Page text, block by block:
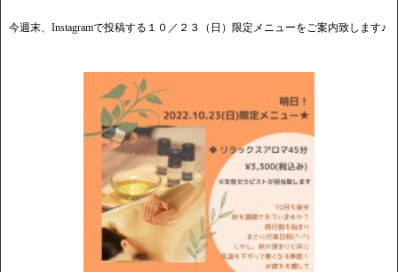
今週末、Instagramで投稿する１０／２３（日）限定メニューをご案内致します♪